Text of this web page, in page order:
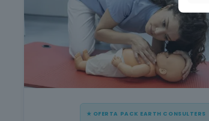
★ OFERTA PACK EARTH CONSULTERS